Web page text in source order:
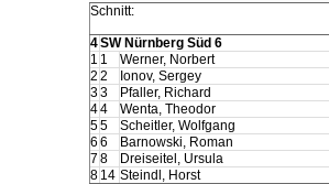
Schnitt:
4SW Nürnberg Süd 6
1 1
Werner, Norbert
2 2
Ionov, Sergey
33
Pfaller, Richard
44
Wenta, Theodor
55
Scheitler, Wolfgang
6 6
Barnowski, Roman
7 8
Dreiseitel, Ursula
8 14 Steindl, Horst